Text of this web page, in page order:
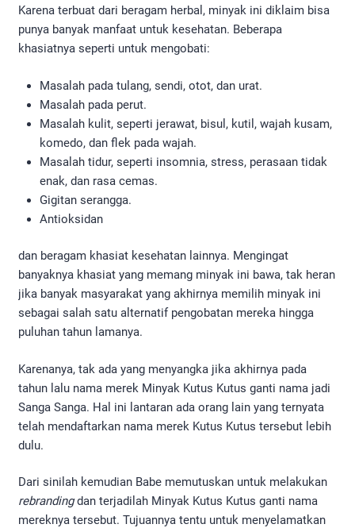
Karena terbuat dari beragam herbal, minyak ini diklaim bisa
punya banyak manfaat untuk kesehatan. Beberapa
khasiatnya seperti untuk mengobati:
Masalah pada tulang, sendi, otot, dan urat.
Masalah pada perut.
Masalah kulit, seperti jerawat, bisul, kutil, wajah kusam,
komedo, dan flek pada wajah.
Masalah tidur, seperti insomnia, stress, perasaan tidak
enak, dan rasa cemas.
Gigitan serangga.
Antioksidan
dan beragam khasiat kesehatan lainnya. Mengingat
banyaknya khasiat yang memang minyak ini bawa, tak heran
jika banyak masyarakat yang akhirnya memilih minyak ini
sebagai salah satu alternatif pengobatan mereka hingga
puluhan tahun lamanya.
Karenanya, tak ada yang menyangka jika akhirnya pada
tahun lalu nama merek Minyak Kutus Kutus ganti nama jadi
Sanga Sanga. Hal ini lantaran ada orang lain yang ternyata
telah mendaftarkan nama merek Kutus Kutus tersebut lebih
dulu.
Dari sinilah kemudian Babe memutuskan untuk melakukan
rebrandingdan terjadilah Minyak Kutus Kutus ganti nama
mereknya tersebut. Tujuannya tentu untuk menyelamatkan